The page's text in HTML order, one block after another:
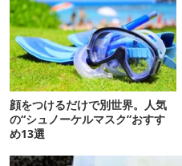
顔をつけるだけで別世界。人気
の“シュノーケルマスク”おすす
め13選